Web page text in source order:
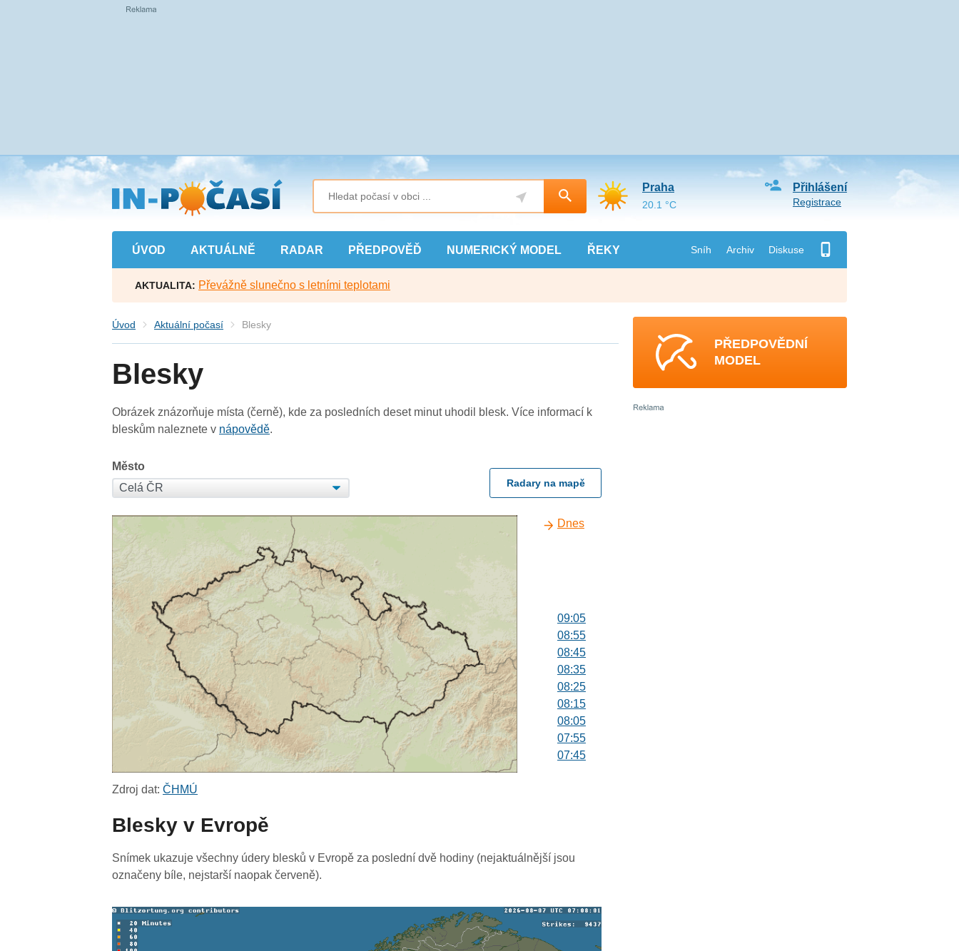
Přejít
na
hlavní
obsah
ÚVOD AKTUÁLNĚ RADAR PŘEDPOVĚĎ NUMERICKÝ MODEL ŘEKY Sníh Archiv Diskuse
Přihlášení
Registrace
Praha
20.1 °C
AKTUALITA: Převážně slunečno s letními teplotami
Úvod Aktuální počasí Blesky
Blesky
Obrázek znázorňuje místa (černě), kde za posledních deset minut uhodil blesk. Více informací k
bleskům naleznete v nápovědě.
Město
Radary na mapě
Dnes
09:05
08:55
08:45
08:35
08:25
08:15
08:05
07:55
07:45
06:45
06:15
06:05
Zdroj dat:ČHMÚ
Blesky v Evropě
Snímek ukazuje všechny údery blesků v Evropě za poslední dvě hodiny (nejaktuálnější jsou
označeny bíle, nejstarší naopak červeně).
PŘEDPOVĚDNÍ
MODEL